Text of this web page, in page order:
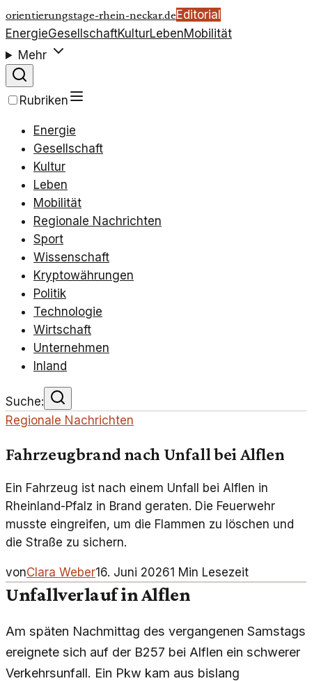
orientierungstage-rhein-neckar.deEditorial
EnergieGesellschaftKulturLebenMobilität
Mehr
Rubriken
Energie
Gesellschaft
Kultur
Leben
Mobilität
Regionale Nachrichten
Sport
Wissenschaft
Kryptowährungen
Politik
Technologie
Wirtschaft
Unternehmen
Inland
Suche:
Regionale Nachrichten
Fahrzeugbrand nach Unfall bei Alflen
Ein Fahrzeug ist nach einem Unfall bei Alflen in
Rheinland-Pfalz in Brand geraten. Die Feuerwehr
musste eingreifen, um die Flammen zu löschen und
die Straße zu sichern.
vonClara Weber16. Juni 20261 Min Lesezeit
Unfallverlauf in Alflen
Am späten Nachmittag des vergangenen Samstags
ereignete sich auf der B257 bei Alflen ein schwerer
Verkehrsunfall. Ein Pkw kam aus bislang